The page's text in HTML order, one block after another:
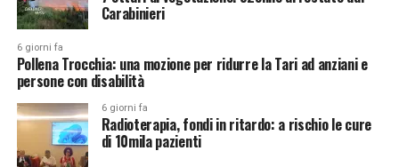
Carabinieri
6 giorni fa
Pollena Trocchia: una mozione per ridurre la Tari ad anziani e
persone con disabilità
6 giorni fa
Radioterapia, fondi in ritardo: a rischio le cure
di 10mila pazienti